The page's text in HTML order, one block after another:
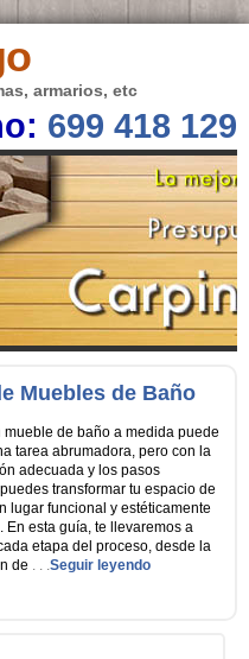
armarios, etc
699 418 129
Muebles de Baño
mueble de baño a medida puede
tarea abrumadora, pero con la
adecuada y los pasos
transformar tu espacio de
lugar funcional y estéticamente
En esta guía, te llevaremos a
etapa del proceso, desde la
de . . .Seguir leyendo